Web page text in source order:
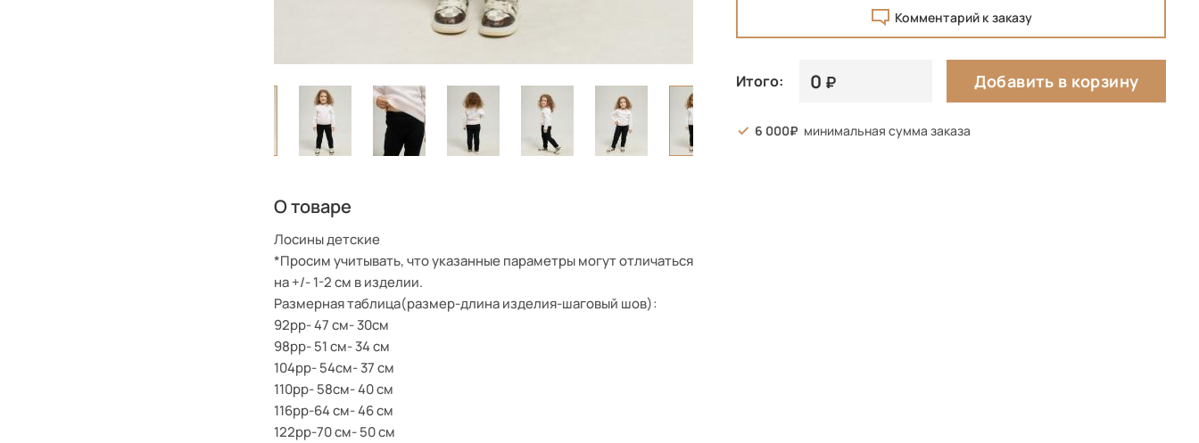
О товаре
Лосины детские
*Просим учитывать, что указанные параметры могут отличаться
на +/- 1-2 см в изделии.
Размерная таблица(размер-длина изделия-шаговый шов):
92рр- 47 см- 30см
98рр- 51 см- 34 см
104рр- 54см- 37 см
110рр- 58см- 40 см
116рр-64 см- 46 см
122рр-70 см- 50 см
Комментарий к заказу
Итого: 0 Добавить в корзину
6 000 минимальная сумма заказа